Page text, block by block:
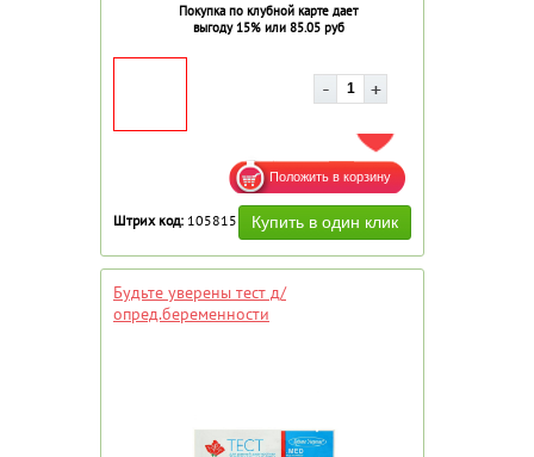
Покупка по клубной карте дает
выгоду 15% или 85.05 руб
ДОБАВИТЬ В ИЗБРАННОЕ
Штрих код: 105815
Будьте уверены тест д/
опред.беременности